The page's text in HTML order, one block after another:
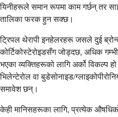
यिनीहरूले समान रूपमा काम गर्छन् तर
तालिका फरक हुन सक्छ।
ट्रिपल थेरापी इनहेलरहरू जसले दुई
कोर्टिकोस्टेरोइडसँग जोड्दछ, अधिक
भएका व्यक्तिहरूको लागि अर्को विकल्प
भिलेन्टेरोल वा बुडेसोनाइड/
समावेश छन्।
केही मानिसहरूका लागि, प्रत्येक